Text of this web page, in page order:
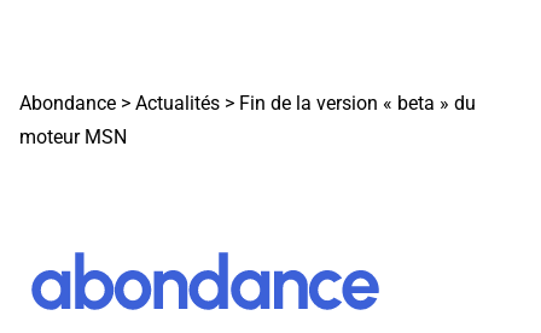
Abondance > Actualités > Fin de la version « beta » du
moteur MSN